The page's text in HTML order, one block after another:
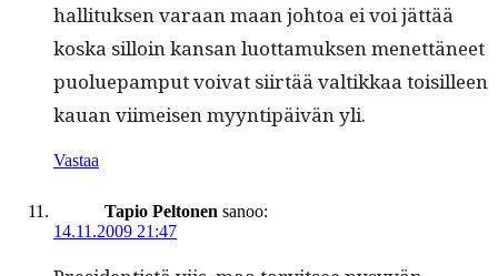
hal­li­tuk­sen varaan maan johtoa ei voi jät­tää
kos­ka sil­loin kansan luot­ta­muk­sen menet­täneet
puoluepam­put voivat siirtää valtikkaa toisilleen
kauan viimeisen myyn­tipäivän yli.
Vastaa
Tapio Peltonen sanoo:
14.11.2009 21:47